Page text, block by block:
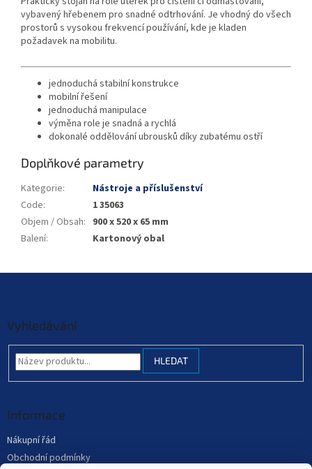
vybavený hřebenem pro snadné odtrhování. Je vhodný do všech
prostorů s vysokou frekvencí používání, kde je kladen
požadavek na mobilitu.
jednoduchá stabilní konstrukce
mobilní řešení
jednoduchá manipulace
výměna role je snadná a rychlá
dokonalé oddělování ubrousků díky zubatému ostří
Doplňkové parametry
Kategorie:
Nástroje a příslušenství
Code:
1 35063
Objem / Obsah: 900 x 520 x 65 mm
Balení: Kartonový obal
Vyhledávání
HLEDAT
Informace
Nákupní řád
Obchodní podmínky